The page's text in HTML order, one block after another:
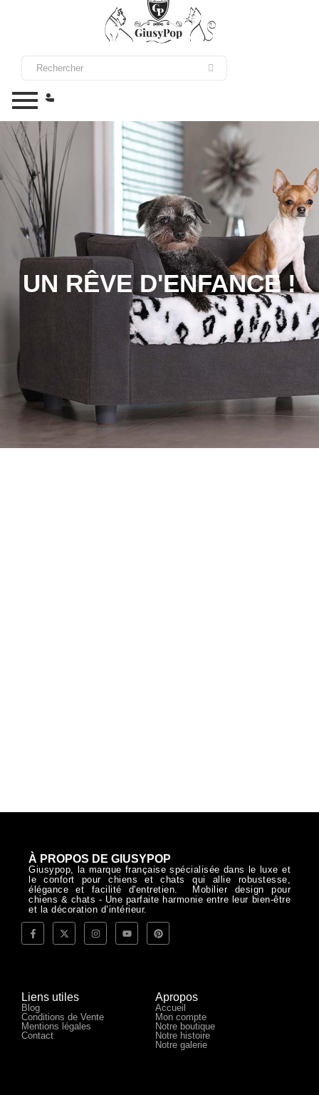
UN RÊVE D'ENFANCE !
À PROPOS DE GIUSYPOP
Giusypop, la marque française spécialisée dans le luxe et
le confort pour chiens et chats qui allie robustesse,
élégance et facilité d'entretien. Mobilier design pour
chiens & chats - Une parfaite harmonie entre leur bien-être
et la décoration d’intérieur.
Liens utiles
Blog
Conditions de Vente
Mentions légales
Contact
Apropos
Accueil
Mon compte
Notre boutique
Notre histoire
Notre galerie